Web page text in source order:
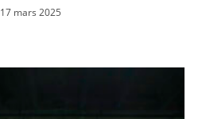
17 mars 2025